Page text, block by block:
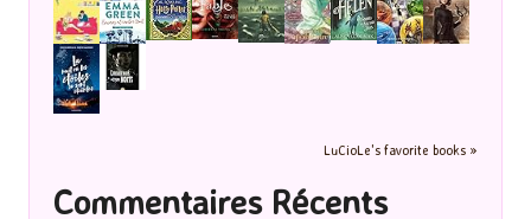
LuCioLe's favorite books »
Commentaires Récents